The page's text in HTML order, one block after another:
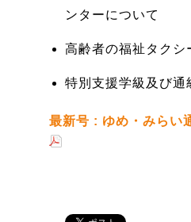
ンターについて
高齢者の福祉タクシ
特別支援学級及び通
最新号 : ゆめ・みらい